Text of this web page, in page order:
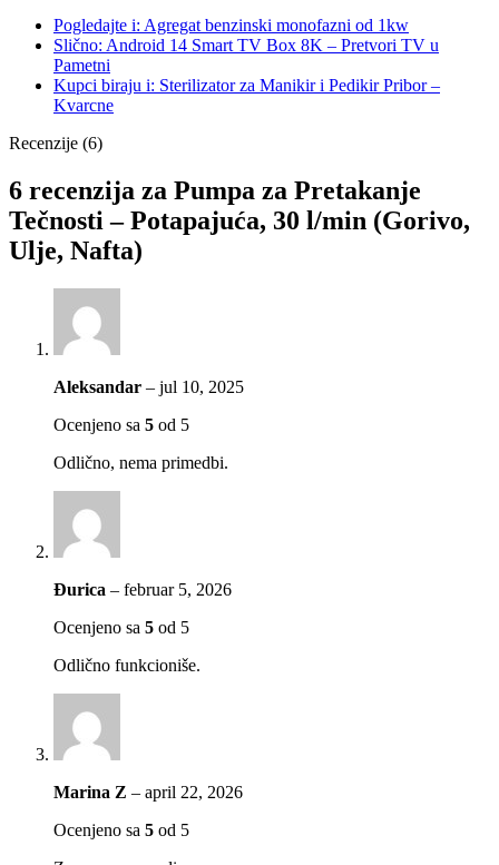
Pogledajte i: Agregat benzinski monofazni od 1kw
Slično: Android 14 Smart TV Box 8K – Pretvori TV u
Pametni
Kupci biraju i: Sterilizator za Manikir i Pedikir Pribor –
Kvarcne
Recenzije (6)
6 recenzija za Pumpa za Pretakanje
Tečnosti – Potapajuća, 30 l/min (Gorivo,
Ulje, Nafta)
Aleksandar – jul 10, 2025
Ocenjeno sa 5 od 5
Odlično, nema primedbi.
Đurica – februar 5, 2026
Ocenjeno sa 5 od 5
Odlično funkcioniše.
Marina Z – april 22, 2026
Ocenjeno sa 5 od 5